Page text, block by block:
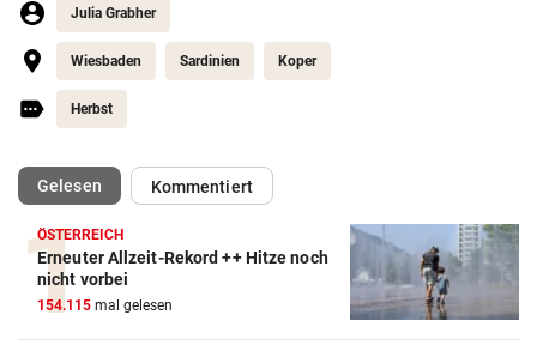
Julia Grabher
Wiesbaden Sardinien Koper
Herbst
Gelesen(ausgewählt)Kommentiert
ÖSTERREICH
Erneuter Allzeit-Rekord ++ Hitze noch
nicht vorbei
154.115 mal gelesen